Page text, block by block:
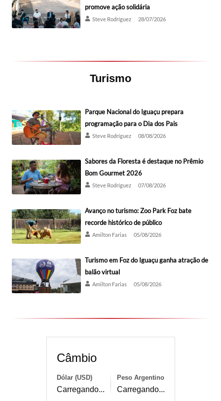
promove ação solidária
Steve Rodríguez 28/07/2026
Turismo
Parque Nacional do Iguaçu prepara
programação para o Dia dos Pais
Steve Rodríguez 08/08/2026
Sabores da Floresta é destaque no Prêmio
Bom Gourmet 2026
Steve Rodríguez 07/08/2026
Avanço no turismo: Zoo Park Foz bate
recorde histórico de público
Amilton Farias 05/08/2026
Turismo em Foz do Iguaçu ganha atração de
balão virtual
Amilton Farias 05/08/2026
Câmbio
Dólar (USD)
Carregando...
Peso Argentino
Carregando...